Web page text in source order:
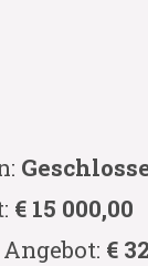
€ 15 000,00
€